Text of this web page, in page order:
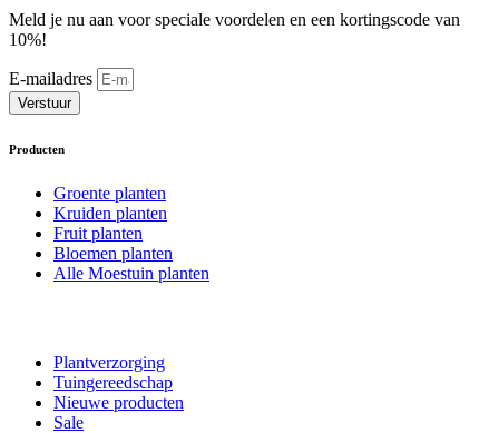
Meld je nu aan voor speciale voordelen en een kortingscode van
10%!
E-mailadres
Verstuur
Producten
Groente planten
Kruiden planten
Fruit planten
Bloemen planten
Alle Moestuin planten
Plantverzorging
Tuingereedschap
Nieuwe producten
Sale